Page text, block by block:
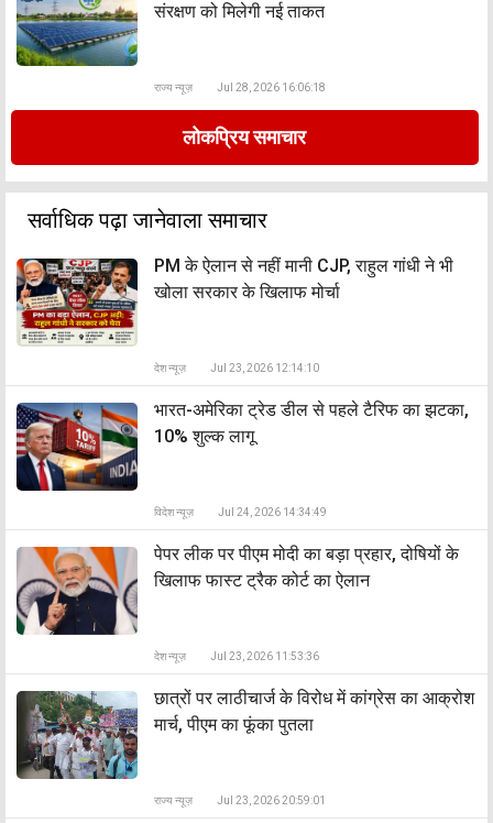
संरक्षण को मिलेगी नई ताकत
राज्य न्यूज़ Jul 28, 2026 16:06:18
लोकप्रिय समाचार
सर्वाधिक पढ़ा जानेवाला समाचार
PM के ऐलान से नहीं मानी CJP, राहुल गांधी ने भी
खोला सरकार के खिलाफ मोर्चा
देश न्यूज़ Jul 23, 2026 12:14:10
भारत-अमेरिका ट्रेड डील से पहले टैरिफ का झटका,
10% शुल्क लागू
विदेश न्यूज़ Jul 24, 2026 14:34:49
पेपर लीक पर पीएम मोदी का बड़ा प्रहार, दोषियों के
खिलाफ फास्ट ट्रैक कोर्ट का ऐलान
देश न्यूज़ Jul 23, 2026 11:53:36
छात्रों पर लाठीचार्ज के विरोध में कांग्रेस का आक्रोश
मार्च, पीएम का फूंका पुतला
राज्य न्यूज़ Jul 23, 2026 20:59:01